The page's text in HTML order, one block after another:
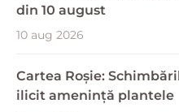
din 10 august
10 aug 2026
Cartea Roșie:
ilicit amenință plantele